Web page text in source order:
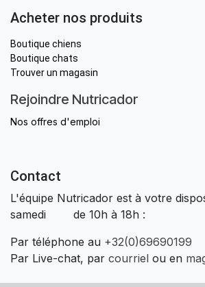
Acheter nos produits
Boutique chiens
Boutique chats
Trouver un magasin
Rejoindre Nutricador
Nos offres d'emploi
Contact
L'équipe Nutricador est à votre
samedi de 10h à 18h :
Par téléphone au +32(0)69690199
Par Live-chat, par courriel ou en